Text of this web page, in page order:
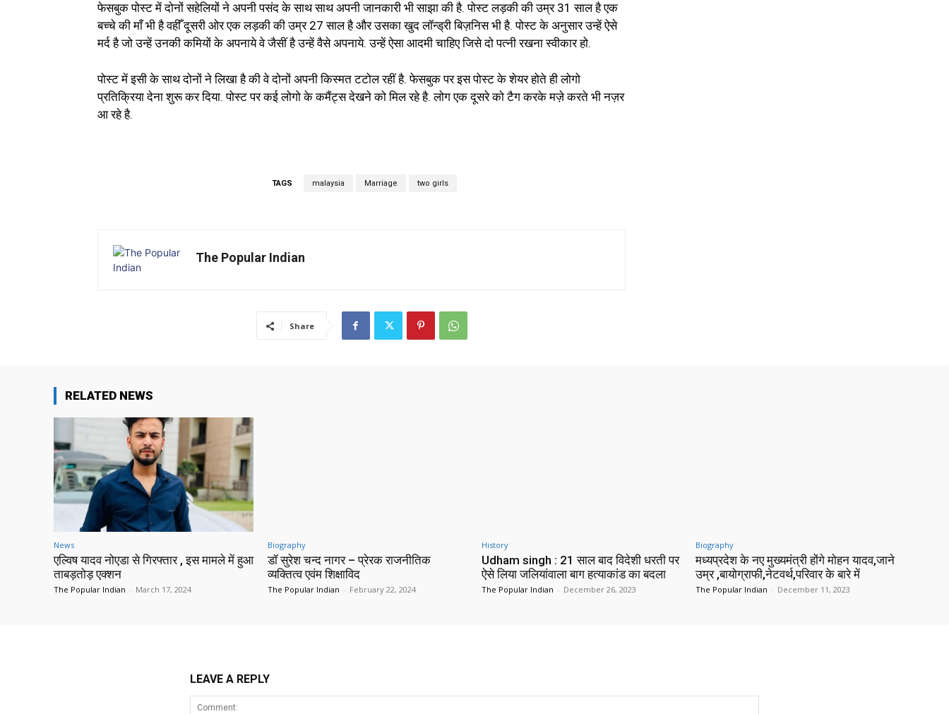
फेसबुक पोस्ट में दोनों सहेलियों ने अपनी पसंद के साथ साथ अपनी जानकारी भी साझा की है. पोस्ट लड़की की उम्र 31 साल है एक
बच्चे की माँ भी है वहीँ दूसरी ओर एक लड़की की उम्र 27 साल है और उसका खुद लॉन्ड्री बिज़निस भी है. पोस्ट के अनुसार उन्हें ऐसे
मर्द है जो उन्हें उनकी कमियों के अपनाये वे जैसीं है उन्हें वैसे अपनाये. उन्हें ऐसा आदमी चाहिए जिसे दो पत्नी रखना स्वीकार हो.
पोस्ट में इसी के साथ दोनों ने लिखा है की वे दोनों अपनी किस्मत टटोल रहीं है. फेसबुक पर इस पोस्ट के शेयर होते ही लोगो
प्रतिक्रिया देना शुरू कर दिया. पोस्ट पर कई लोगो के कमैंट्स देखने को मिल रहे है. लोग एक दूसरे को टैग करके मज़े करते भी नज़र
आ रहे है.
TAGS malaysia Marriage two girls
The Popular Indian
Share
RELATED NEWS
News
एल्विष यादव नोएडा से गिरफ्तार , इस मामले में हुआ
ताबड़तोड़ एक्शन
The Popular Indian - March 17, 2024
Biography
डॉ सुरेश चन्द नागर – प्रेरक राजनीतिक
व्यक्तित्व एवंम शिक्षाविद
The Popular Indian - February 22, 2024
History
Udham singh : 21 साल बाद विदेशी धरती पर
ऐसे लिया जलियांवाला बाग हत्याकांड का बदला
The Popular Indian - December 26, 2023
Biography
मध्यप्रदेश के नए मुख्यमंत्री होंगे मोहन यादव,जाने
उम्र ,बायोग्राफी,नेटवर्थ,परिवार के बारे में
The Popular Indian - December 11, 2023
LEAVE A REPLY